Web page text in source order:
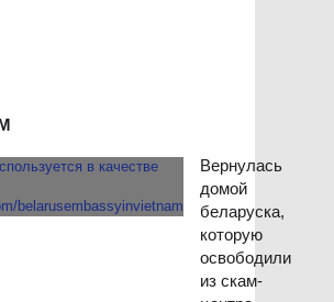
Вернулась
домой
беларуска,
которую
освободили
из скам-